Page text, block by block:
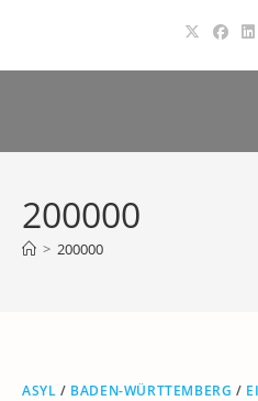
springen
200000
> 200000
ASYL / BADEN-WÜRTTEMBERG /